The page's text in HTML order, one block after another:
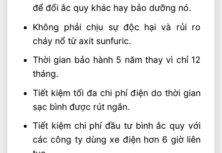
để đổi ắc quy khác hay bảo dưỡng nó.
Không phải chịu sự độc hại và rủi ro
cháy nổ từ axit sunfuric.
Thời gian bảo hành 5 năm thay vì chỉ 12
tháng.
Tiết kiệm tối đa chi phí điện do thời gian
sạc bình được rút ngắn.
Tiết kiệm chi phí đầu tư bình ắc quy với
các công ty dùng xe điện hơn 6 giờ liên